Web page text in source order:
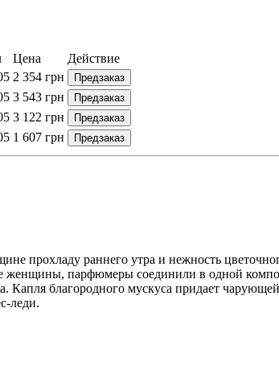
Цена
Действие
2 354 грн Предзаказ
3 543 грн Предзаказ
3 122 грн Предзаказ
1 607 грн Предзаказ
прохладу раннего утра и нежность
женщины, парфюмеры соединили в одной
благородного мускуса придает
леди.